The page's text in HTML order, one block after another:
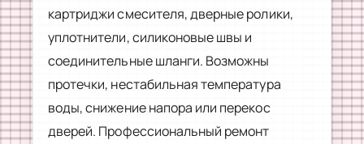
картриджи смесителя, дверные ролики,
уплотнители, силиконовые швы и
соединительные шланги. Возможны
протечки, нестабильная температура
воды, снижение напора или перекос
дверей. Профессиональный ремонт